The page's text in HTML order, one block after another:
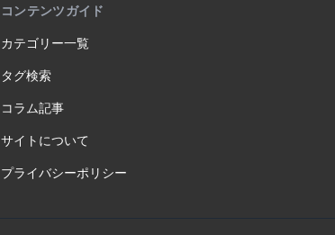
コンテンツガイド
カテゴリー一覧
タグ検索
コラム記事
サイトについて
プライバシーポリシー